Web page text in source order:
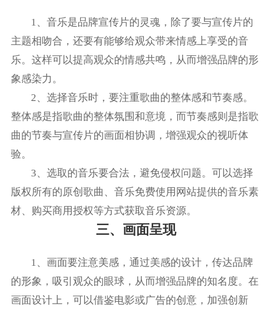
1、音乐是品牌宣传片的灵魂，除了要与宣传片的
主题相吻合，还要有能够给观众带来情感上享受的音
乐。这样可以提高观众的情感共鸣，从而增强品牌的形
象感染力。
2、选择音乐时，要注重歌曲的整体感和节奏感。
整体感是指歌曲的整体氛围和意境，而节奏感则是指歌
曲的节奏与宣传片的画面相协调，增强观众的视听体
验。
3、选取的音乐要合法，避免侵权问题。可以选择
版权所有的原创歌曲、音乐免费使用网站提供的音乐素
材、购买商用授权等方式获取音乐资源。
三、画面呈现
1、画面要注意美感，通过美感的设计，传达品牌
的形象，吸引观众的眼球，从而增强品牌的知名度。在
画面设计上，可以借鉴电影或广告的创意，加强创新